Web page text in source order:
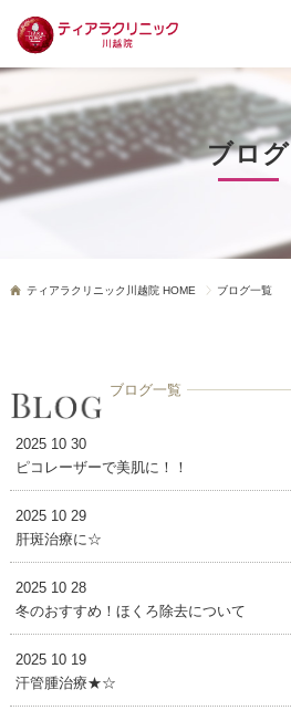
ブログ
ティアラクリニック川越院 HOME ブログ一覧
ブログ一覧
2025 10 30
ピコレーザーで美肌に！！
2025 10 29
肝斑治療に☆
2025 10 28
冬のおすすめ！ほくろ除去について
2025 10 19
汗管腫治療★☆